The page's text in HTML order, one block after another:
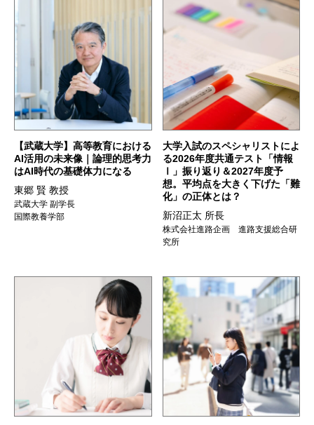
【武蔵大学】高等教育における
AI活用の未来像｜論理的思考力
はAI時代の基礎体力になる
東郷 賢 教授
武蔵大学 副学長
国際教養学部
大学入試のスペシャリストによ
る2026年度共通テスト「情報
Ⅰ」振り返り＆2027年度予
想。平均点を大きく下げた「難
化」の正体とは？
新沼正太 所長
株式会社進路企画 進路支援総合研
究所